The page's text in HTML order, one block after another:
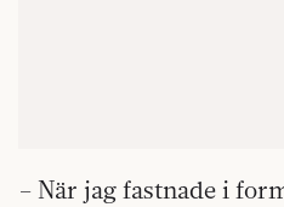
– När jag fastnade i